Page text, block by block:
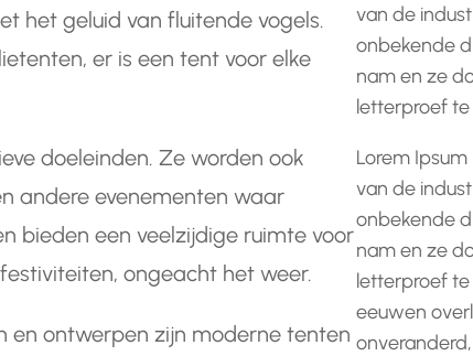
het geluid van fluitende vogels.
er is een tent voor elke
doeleinden. Ze worden ook
andere evenementen waar
bieden een veelzijdige ruimte voor
ongeacht het weer.
en ontwerpen zijn moderne tenten
van de
onbekende
nam en ze
letterproef te
Lorem
van de
onbekende
nam en ze
letterproef te
eeuwen